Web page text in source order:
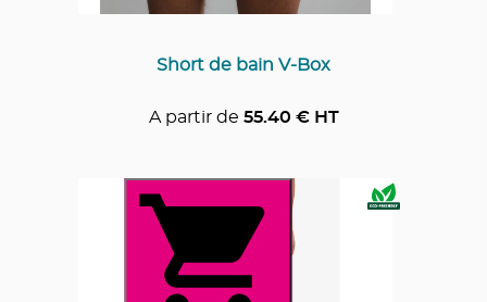
Short de bain V-Box
A partir de 55.40 € HT